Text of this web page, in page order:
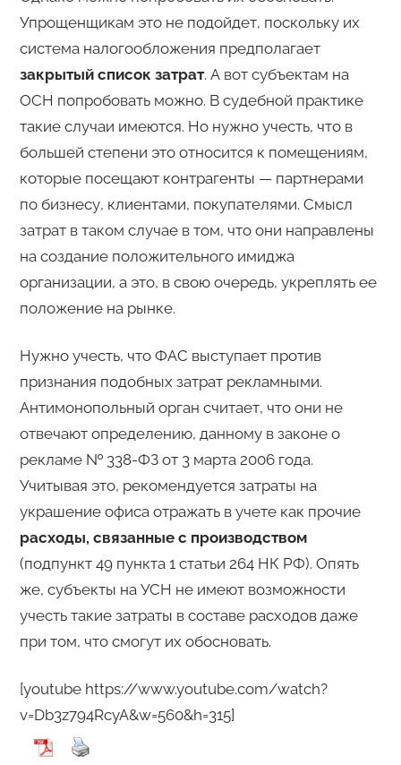
Упрощенщикам это не подойдет, поскольку их
система налогообложения предполагает
закрытый список затрат. А вот субъектам на
ОСН попробовать можно. В судебной практике
такие случаи имеются. Но нужно учесть, что в
большей степени это относится к помещениям,
которые посещают контрагенты — партнерами
по бизнесу, клиентами, покупателями. Смысл
затрат в таком случае в том, что они направлены
на создание положительного имиджа
организации, а это, в свою очередь, укреплять ее
положение на рынке.
Нужно учесть, что ФАС выступает против
признания подобных затрат рекламными.
Антимонопольный орган считает, что они не
отвечают определению, данному в законе о
рекламе № 338-ФЗ от 3 марта 2006 года.
Учитывая это, рекомендуется затраты на
украшение офиса отражать в учете как прочие
расходы, связанные с производством
(подпункт 49 пункта 1 статьи 264 НК РФ). Опять
же, субъекты на УСН не имеют возможности
учесть такие затраты в составе расходов даже
при том, что смогут их обосновать.
[youtube https://www.youtube.com/watch?
v=Db3z794RcyA&w=560&h=315]